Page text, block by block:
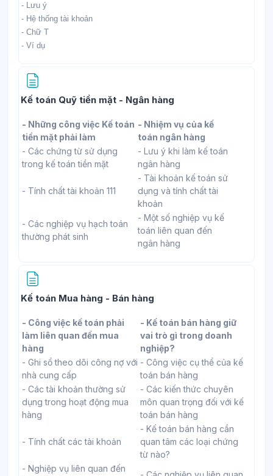
- Lưu ý
- Hệ thống tài khoản
- Chữ T
- Ví dụ
Kế toán Quỹ tiền mặt - Ngân hàng
- Những công việc Kế toán
tiền mặt phải làm
- Nhiệm vụ của kế
toán ngân hàng
- Các chứng từ sử dụng
trong kế toán tiền mặt
- Lưu ý khi làm kế toán
ngân hàng
- Tính chất tài khoản 111
- Tài khoản kế toán sử
dụng và tính chất tài
khoản
- Các nghiệp vụ hạch toán
thường phát sinh
- Một số nghiệp vụ kế
toán liên quan đến
ngân hàng
Kế toán Mua hàng - Bán hàng
- Công việc kế toán phải
làm liên quan đến mua
hàng
- Kế toán bán hàng giữ
vai trò gì trong doanh
nghiệp?
- Ghi sổ theo dõi công nợ với
nhà cung cấp
- Công việc cụ thể của kế
toán bán hàng
- Các tài khoản thường sử
dụng trong hoạt động mua
hàng
- Các kiến thức chuyên
môn quan trọng đối với kế
toán bán hàng
- Tính chất các tài khoản
- Kế toán bán hàng cần
quan tâm các loại chứng
từ nào?
- Nghiệp vụ liên quan đến